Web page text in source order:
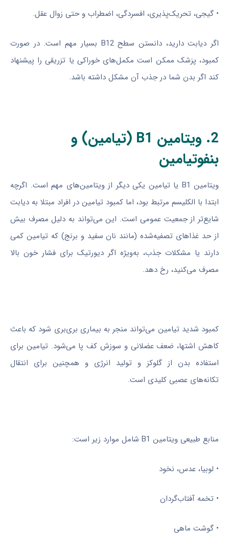
• گیجی، تحریک‌پذیری، افسردگی، اضطراب و حتی زوال عقل.
اگر دیابت دارید، دانستن سطح B12 بسیار مهم است. در صورت
کمبود، پزشک ممکن است مکمل‌های خوراکی یا تزریقی را پیشنهاد
کند اگر بدن شما در جذب آن مشکل داشته باشد.
2. ویتامین B1 (تیامین) و
بنفوتیامین
ویتامین B1 یا تیامین یکی دیگر از ویتامین‌های مهم است. اگرچه
ابتدا با الکلیسم مرتبط بود، اما کمبود تیامین در افراد مبتلا به دیابت
شایع‌تر از جمعیت عمومی است. این می‌تواند به دلیل مصرف بیش
از حد غذاهای تصفیه‌شده (مانند نان سفید و برنج) که تیامین کمی
دارند یا مشکلات جذب، به‌ویژه اگر دیورتیک برای فشار خون بالا
مصرف می‌کنید، رخ دهد.
کمبود شدید تیامین می‌تواند منجر به بیماری بری‌بری شود که باعث
کاهش اشتها، ضعف عضلانی و سوزش کف پا می‌شود. تیامین برای
استفاده بدن از گلوکز و تولید انرژی و همچنین برای انتقال
تکانه‌های عصبی کلیدی است.
منابع طبیعی ویتامین B1 شامل موارد زیر است:
• لوبیا، عدس، نخود
• تخمه آفتاب‌گردان
• گوشت ماهی